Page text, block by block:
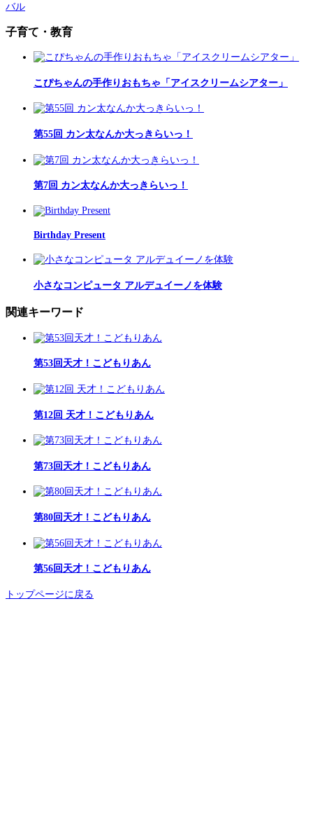
バル
子育て・教育
こぴちゃんの手作りおもちゃ「アイスクリームシアター」
第55回 カン太なんか大っきらいっ！
第7回 カン太なんか大っきらいっ！
Birthday Present
小さなコンピュータ アルデュイーノを体験
関連キーワード
第53回天才！こどもりあん
第12回 天才！こどもりあん
第73回天才！こどもりあん
第80回天才！こどもりあん
第56回天才！こどもりあん
トップページに戻る